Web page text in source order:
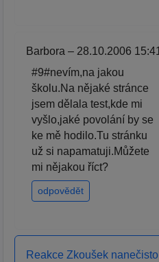
Barbora – 28.10.2006 15:41
#9#nevím,na jakou
školu.Na nějaké stránce
jsem dělala test,kde mi
vyšlo,jaké povolání by se
ke mě hodilo.Tu stránku
už si napamatuji.Můžete
mi nějakou říct?
odpovědět
Reakce Zkoušek nanečisto